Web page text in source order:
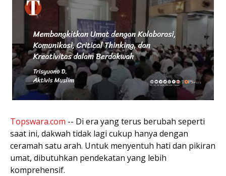
Topswara.com -- Di era yang terus berubah seperti
saat ini, dakwah tidak lagi cukup hanya dengan
ceramah satu arah. Untuk menyentuh hati dan pikiran
umat, dibutuhkan pendekatan yang lebih
komprehensif.